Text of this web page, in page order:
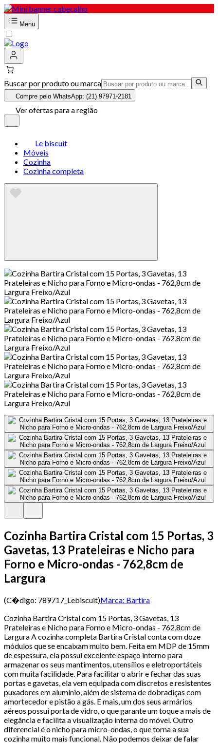
Menu
Buscar por produto ou marca
Compre pelo WhatsApp: (21) 97971-2181
Ver ofertas para a região
Le biscuit
Móveis
Cozinha
Cozinha completa
Cozinha Bartira Cristal com 15 Portas, 3
Gavetas, 13 Prateleiras e Nicho para
Forno e Micro-ondas - 762,8cm de
Largura
(C�digo: 789717_Lebiscuit)Marca: Bartira
Cozinha Bartira Cristal com 15 Portas, 3 Gavetas, 13
Prateleiras e Nicho para Forno e Micro-ondas - 762,8cm de
Largura A cozinha completa Bartira Cristal conta com doze
módulos que se encaixam muito bem. Feita em MDP de 15mm
de espessura, ela possui excelente espaço interno para
armazenar os seus mantimentos, utensílios e eletroportáteis
com muita facilidade. Para facilitar o abrir e fechar das suas
portas e gavetas, ela vem equipada com discretos e resistentes
puxadores em alumínio, além de sistema de dobradiças com
amortecedor e pistão a gás. E mais, um dos seus armários
aéreos possui porta de vidro, o que garante um toque a mais de
elegância e facilita a visualização interna do móvel. Outro
diferencial é o nicho para micro-ondas, o que torna a sua
cozinha muito mais funcional. Não podemos deixar de falar